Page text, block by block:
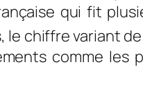
qui fit
chiffre variant de
comme les